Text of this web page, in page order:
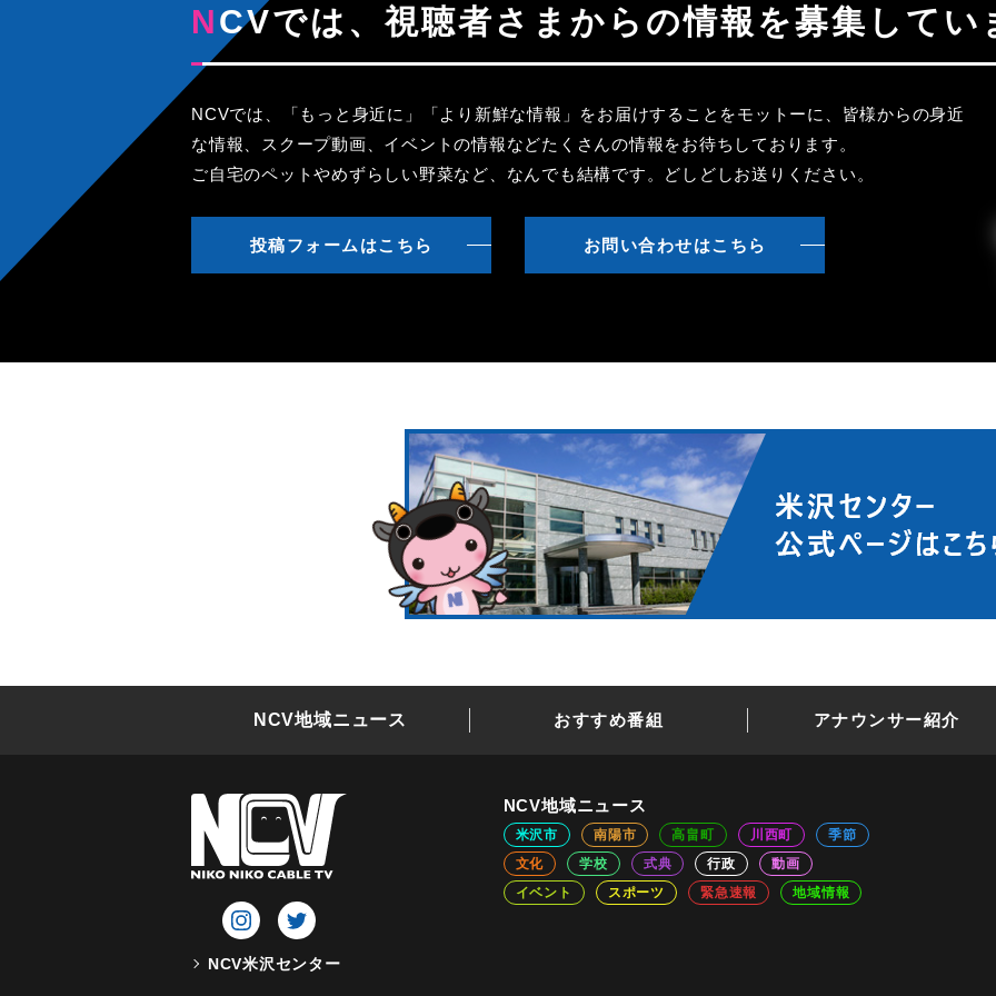
NCVでは、視聴者さまからの情報を募集してい
NCVでは、「もっと身近に」「より新鮮な情報」をお届けすることをモットーに、皆様からの身近
な情報、スクープ動画、イベントの情報などたくさんの情報をお待ちしております。
ご自宅のペットやめずらしい野菜など、なんでも結構です。どしどしお送りください。
投稿フォームはこちら お問い合わせはこちら
NCV地域ニュース おすすめ番組 アナウンサー紹介
NCV米沢センター
NCV地域ニュース
米沢市 南陽市 高畠町 川西町
季節
文化
学校 式典 行政
動画
イベント
スポーツ 緊急速報 地域情報